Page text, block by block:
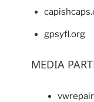
gpsyfl.org
MEDIA